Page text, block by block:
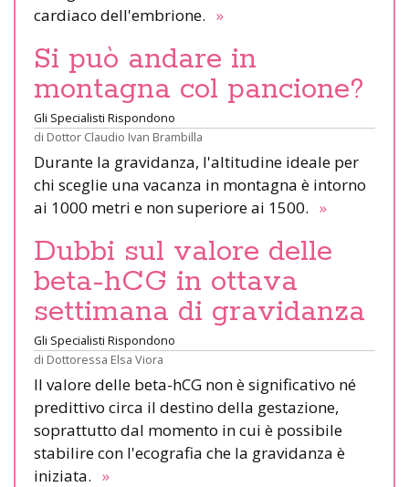
cardiaco dell'embrione. »
Si può andare in
montagna col pancione?
Gli Specialisti Rispondono
di Dottor Claudio Ivan Brambilla
Durante la gravidanza, l'altitudine ideale per
chi sceglie una vacanza in montagna è intorno
ai 1000 metri e non superiore ai 1500. »
Dubbi sul valore delle
beta-hCG in ottava
settimana di gravidanza
Gli Specialisti Rispondono
di Dottoressa Elsa Viora
Il valore delle beta-hCG non è significativo né
predittivo circa il destino della gestazione,
soprattutto dal momento in cui è possibile
stabilire con l'ecografia che la gravidanza è
iniziata. »